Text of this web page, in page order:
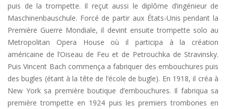
puis de la trompette. Il reçut aussi le diplôme d’ingénieur de
Maschinenbauschule. Forcé de partir aux États-Unis pendant la
Première Guerre Mondiale, il devint ensuite trompette solo au
Metropolitan Opera House où il participa à la création
américaine de l’Oiseau de Feu et de Petrouchka de Stravinsky.
Puis Vincent Bach commença a fabriquer des embouchures puis
des bugles (étant à la tête de l’école de bugle). En 1918, il créa à
New York sa première boutique d’embouchures. Il fabriqua sa
première trompette en 1924 puis les premiers trombones en